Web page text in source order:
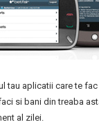
aplicatii care te
si bani din treaba
al zilei.